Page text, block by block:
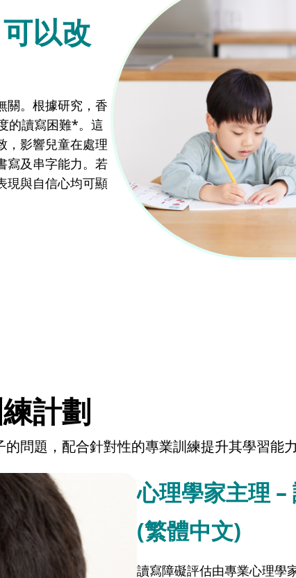
可以改
關。根據研究，香
的讀寫困難*。這
，影響兒童在處理
寫及串字能力。若
現與自信心均可顯
計劃
問題，配合針對性的專業訓練提升其學習能
心理學家主理
(繁體中文)
讀寫障礙評估由專業心理學